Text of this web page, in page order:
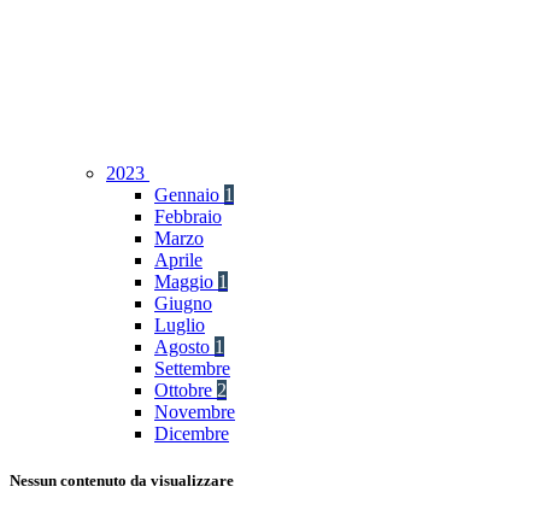
2023
Gennaio 1
Febbraio
Marzo
Aprile
Maggio 1
Giugno
Luglio
Agosto 1
Settembre
Ottobre 2
Novembre
Dicembre
Nessun contenuto da visualizzare